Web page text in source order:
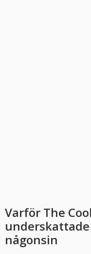
Varför The
någonsin